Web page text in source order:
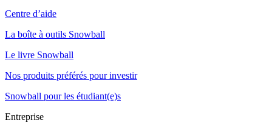
Centre d’aide
La boîte à outils Snowball
Le livre Snowball
Nos produits préférés pour investir
Snowball pour les étudiant(e)s
Entreprise